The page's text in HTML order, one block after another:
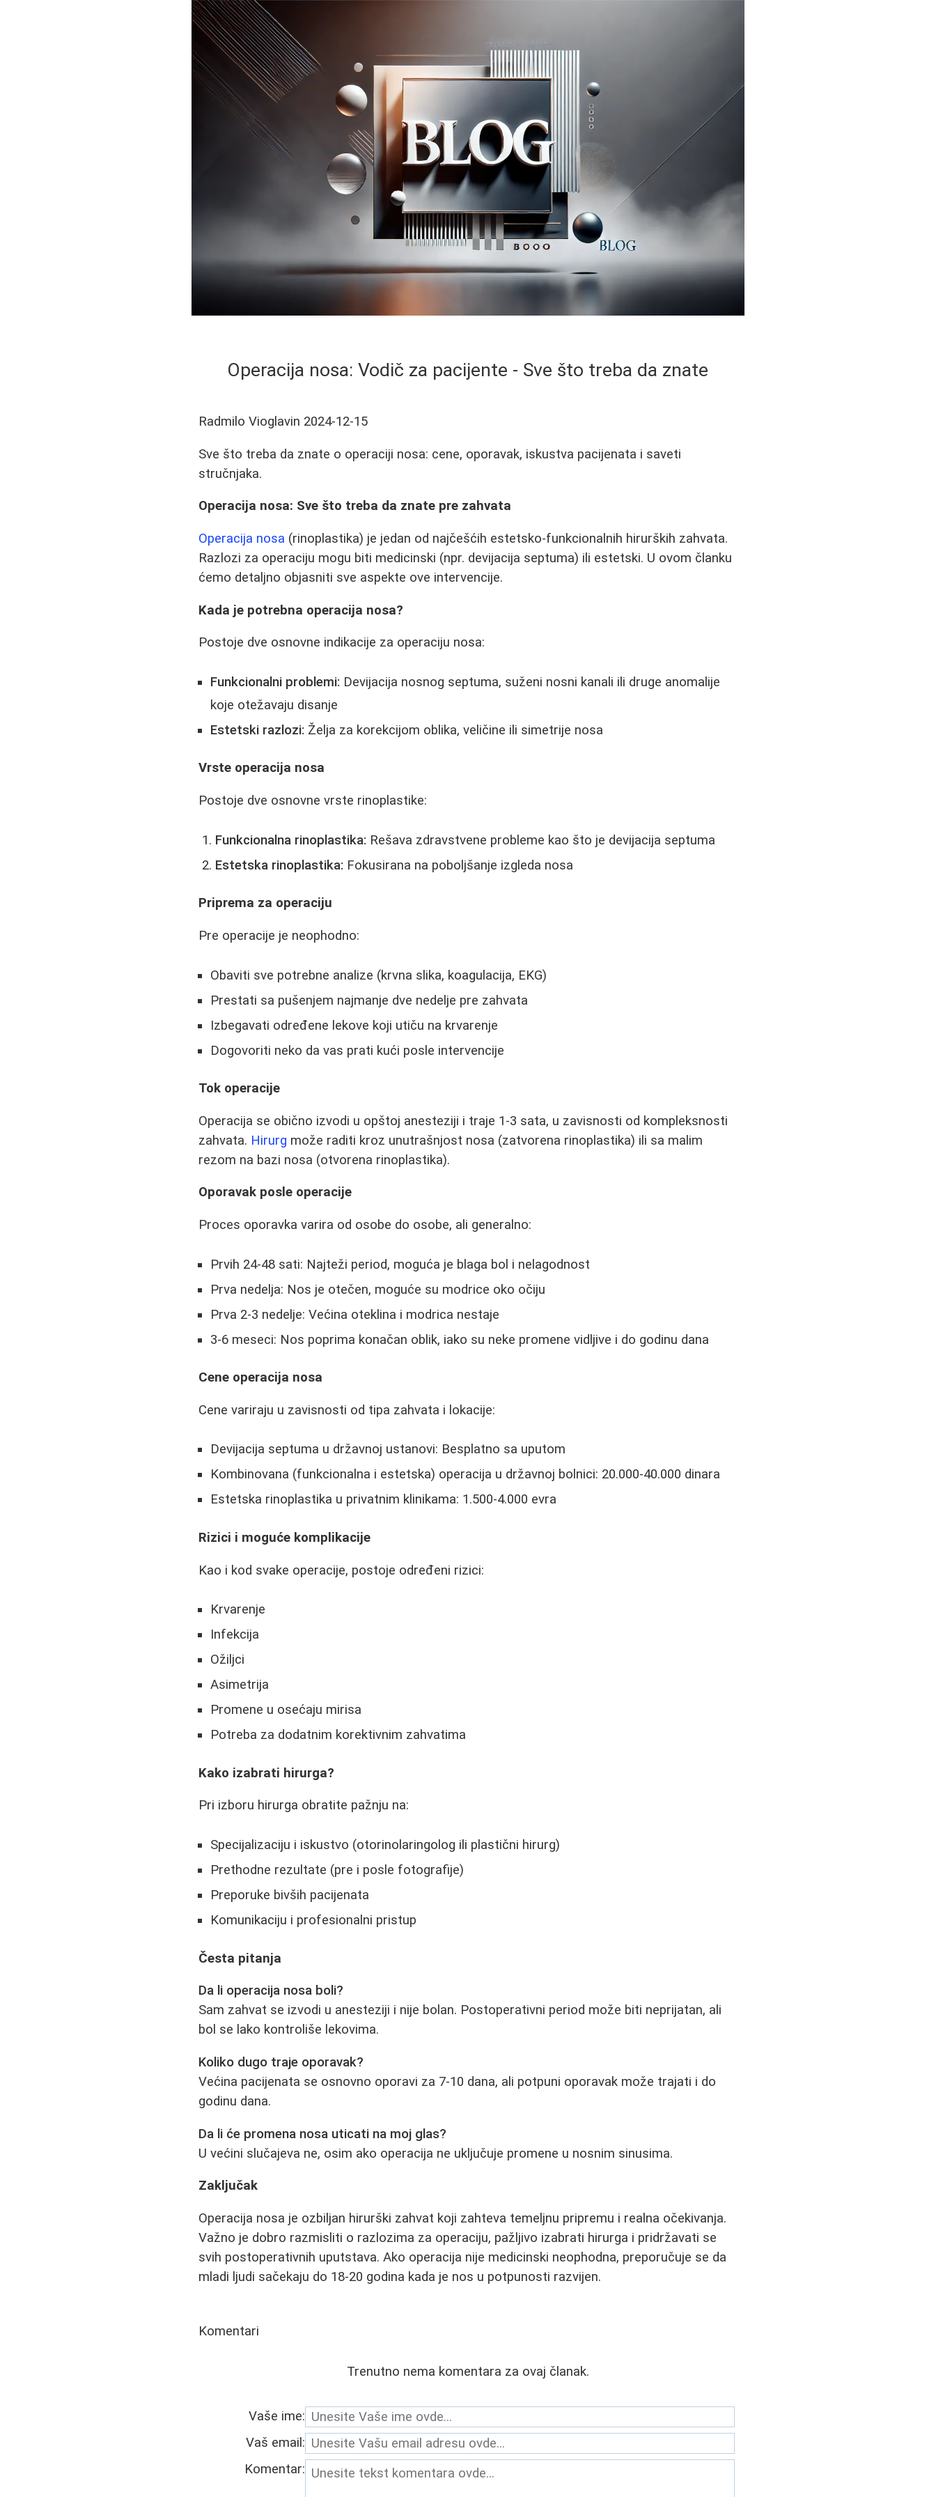
Operacija nosa: Vodič za pacijente - Sve što treba da znate
Radmilo Vioglavin 2024-12-15
Sve što treba da znate o operaciji nosa: cene, oporavak, iskustva pacijenata i saveti
stručnjaka.
Operacija nosa: Sve što treba da znate pre zahvata
Operacija nosa (rinoplastika) je jedan od najčešćih estetsko-funkcionalnih hirurških zahvata.
Razlozi za operaciju mogu biti medicinski (npr. devijacija septuma) ili estetski. U ovom članku
ćemo detaljno objasniti sve aspekte ove intervencije.
Kada je potrebna operacija nosa?
Postoje dve osnovne indikacije za operaciju nosa:
Funkcionalni problemi: Devijacija nosnog septuma, suženi nosni kanali ili druge anomalije
koje otežavaju disanje
Estetski razlozi: Želja za korekcijom oblika, veličine ili simetrije nosa
Vrste operacija nosa
Postoje dve osnovne vrste rinoplastike:
Funkcionalna rinoplastika: Rešava zdravstvene probleme kao što je devijacija septuma
Estetska rinoplastika: Fokusirana na poboljšanje izgleda nosa
Priprema za operaciju
Pre operacije je neophodno:
Obaviti sve potrebne analize (krvna slika, koagulacija, EKG)
Prestati sa pušenjem najmanje dve nedelje pre zahvata
Izbegavati određene lekove koji utiču na krvarenje
Dogovoriti neko da vas prati kući posle intervencije
Tok operacije
Operacija se obično izvodi u opštoj anesteziji i traje 1-3 sata, u zavisnosti od kompleksnosti
zahvata. Hirurg može raditi kroz unutrašnjost nosa (zatvorena rinoplastika) ili sa malim
rezom na bazi nosa (otvorena rinoplastika).
Oporavak posle operacije
Proces oporavka varira od osobe do osobe, ali generalno:
Prvih 24-48 sati: Najteži period, moguća je blaga bol i nelagodnost
Prva nedelja: Nos je otečen, moguće su modrice oko očiju
Prva 2-3 nedelje: Većina oteklina i modrica nestaje
3-6 meseci: Nos poprima konačan oblik, iako su neke promene vidljive i do godinu dana
Cene operacija nosa
Cene variraju u zavisnosti od tipa zahvata i lokacije:
Devijacija septuma u državnoj ustanovi: Besplatno sa uputom
Kombinovana (funkcionalna i estetska) operacija u državnoj bolnici: 20.000-40.000 dinara
Estetska rinoplastika u privatnim klinikama: 1.500-4.000 evra
Rizici i moguće komplikacije
Kao i kod svake operacije, postoje određeni rizici:
Krvarenje
Infekcija
Ožiljci
Asimetrija
Promene u osećaju mirisa
Potreba za dodatnim korektivnim zahvatima
Kako izabrati hirurga?
Pri izboru hirurga obratite pažnju na:
Specijalizaciju i iskustvo (otorinolaringolog ili plastični hirurg)
Prethodne rezultate (pre i posle fotografije)
Preporuke bivših pacijenata
Komunikaciju i profesionalni pristup
Česta pitanja
Da li operacija nosa boli?
Sam zahvat se izvodi u anesteziji i nije bolan. Postoperativni period može biti neprijatan, ali
bol se lako kontroliše lekovima.
Koliko dugo traje oporavak?
Većina pacijenata se osnovno oporavi za 7-10 dana, ali potpuni oporavak može trajati i do
godinu dana.
Da li će promena nosa uticati na moj glas?
U većini slučajeva ne, osim ako operacija ne uključuje promene u nosnim sinusima.
Zaključak
Operacija nosa je ozbiljan hirurški zahvat koji zahteva temeljnu pripremu i realna očekivanja.
Važno je dobro razmisliti o razlozima za operaciju, pažljivo izabrati hirurga i pridržavati se
svih postoperativnih uputstava. Ako operacija nije medicinski neophodna, preporučuje se da
mladi ljudi sačekaju do 18-20 godina kada je nos u potpunosti razvijen.
Komentari
Trenutno nema komentara za ovaj članak.
Vaše ime:
Vaš email:
Komentar: